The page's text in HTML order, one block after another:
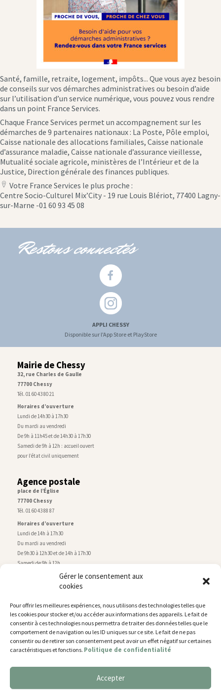
Gérer le consentement aux
cookies
Pour offrir les meilleures expériences, nous utilisons des technologies telles que
les cookies pour stocker et/ou accéder aux informations des appareils. Le fait de
consentir à ces technologies nous permettra de traiter des données telles que le
comportement de navigation ou les ID uniques sur ce site. Le fait de ne pas
consentir ou de retirer son consentement peut avoir un effet négatif sur certaines
caractéristiques et fonctions. Politique de confidentialité
Accepter
Santé, famille, retraite, logement, impôts... Que vous ayez besoin
de conseils sur vos démarches administratives ou besoin d’aide
sur l’utilisation d’un service numérique, vous pouvez vous rendre
dans un point France Services.
Chaque France Services permet un accompagnement sur les
démarches de 9 partenaires nationaux : La Poste, Pôle emploi,
Caisse nationale des allocations familiales, Caisse nationale
d’assurance maladie, Caisse nationale d’assurance vieillesse,
Mutualité sociale agricole, ministères de l’Intérieur et de la
Justice, Direction générale des finances publiques.
location
icon
Votre France Services le plus proche :
Centre Socio-Culturel Mix’City - 19 rue Louis Blériot, 77400 Lagny-
sur-Marne -01 60 93 45 08
Restons connectés
APPLI CHESSY
Disponible sur l'App Store et PlayStore
Mairie de Chessy
32, rue Charles de Gaulle
77700 Chessy
Tél. 01 60 43 80 21
Horaires d’ouverture
Lundi de 14h30 à 17h30
Du mardi au vendredi
De 9h à 11h45 et de 14h30 à 17h30
Samedi de 9h à 12h : accueil ouvert
pour l’état civil uniquement
Agence postale
place de l’Église
77700 Chessy
Tél. 01 60 43 88 87
Horaires d’ouverture
Lundi de 14h à 17h30
Du mardi au vendredi
De 9h30 à 12h30 et de 14h à 17h30
Samedi de 9h à 12h
Service technique
rue de Montry–77700 Chessy
Tél. 01 60 43 52 63
Horaires d’ouverture
Lundi, mardi et jeudi
De 9h à 11h45 et de 14h30 à 17h30
Nous utilisons des cookies pour vous offrir la meilleure